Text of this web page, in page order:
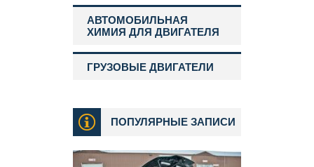
АВТОМОБИЛЬНАЯ
ХИМИЯ ДЛЯ ДВИГАТЕЛЯ
ГРУЗОВЫЕ ДВИГАТЕЛИ
ПОПУЛЯРНЫЕ ЗАПИСИ